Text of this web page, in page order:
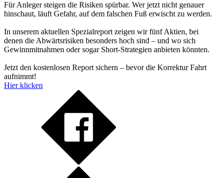
Für Anleger steigen die Risiken spürbar. Wer jetzt nicht genauer
hinschaut, läuft Gefahr, auf dem falschen Fuß erwischt zu werden.
In unserem aktuellen Spezialreport zeigen wir fünf Aktien, bei
denen die Abwärtsrisiken besonders hoch sind – und wo sich
Gewinnmitnahmen oder sogar Short-Strategien anbieten könnten.
Jetzt den kostenlosen Report sichern – bevor die Korrektur Fahrt
aufnimmt!
Hier klicken